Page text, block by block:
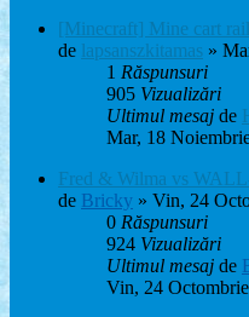
[Minecraft] Mine cart
de lapsanszkitamas »
1 Răspunsuri
905 Vizualizări
Ultimul mesaj de
Mar, 18
Fred & Wilma vs
de Bricky » Vin, 24
0 Răspunsuri
924 Vizualizări
Ultimul mesaj de
Vin, 24